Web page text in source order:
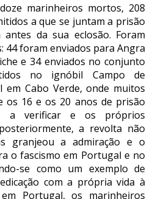
marinheiros mortos, 208
a que se juntam a prisão
da sua eclosão. Foram
44 foram enviados para Angra
e 34 enviados no conjunto
no ignóbil Campo de
em Cabo Verde, onde muitos
os 16 e os 20 anos de prisão
a verificar e os próprios
a revolta não
granjeou a admiração e o
o fascismo em Portugal e no
se como um exemplo de
com a própria vida à
Portugal, os marinheiros